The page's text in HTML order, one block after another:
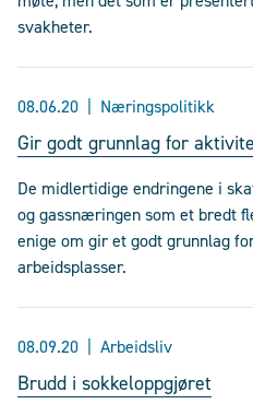
svakheter.
08.06.20 Næringspolitikk
Gir godt grunnlag for
De midlertidige endringene i
og gassnæringen som et bredt
enige om gir et godt grunnlag
arbeidsplasser.
08.09.20 Arbeidsliv
Brudd i sokkeloppgjøret